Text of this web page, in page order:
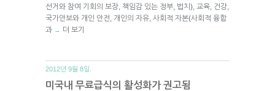
선거와 참여 기회의 보장, 책임감 있는 정부, 법치), 교육, 건강,
국가안보와 개인 안전, 개인의 자유, 사회적 자본(사회적 융합
과 → 더 보기
2012년 9월 8일.
미국내 무료급식의 활성화가 권고됨